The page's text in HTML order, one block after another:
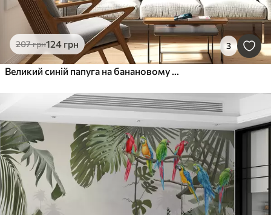
207грн124 грн 3
Великий синій папуга на банановому дереві з текстурою гранж бетон